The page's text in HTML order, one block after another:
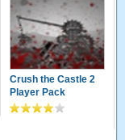
Crush the Castle 2
Player Pack